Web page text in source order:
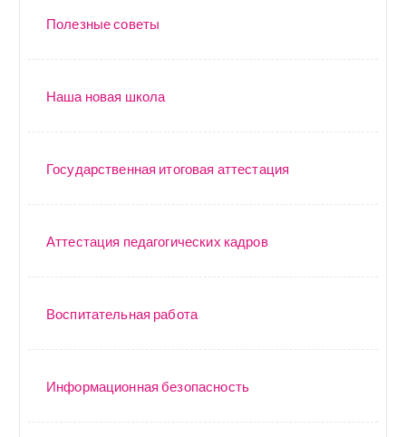
Полезные советы
Наша новая школа
Государственная итоговая аттестация
Аттестация педагогических кадров
Воспитательная работа
Информационная безопасность